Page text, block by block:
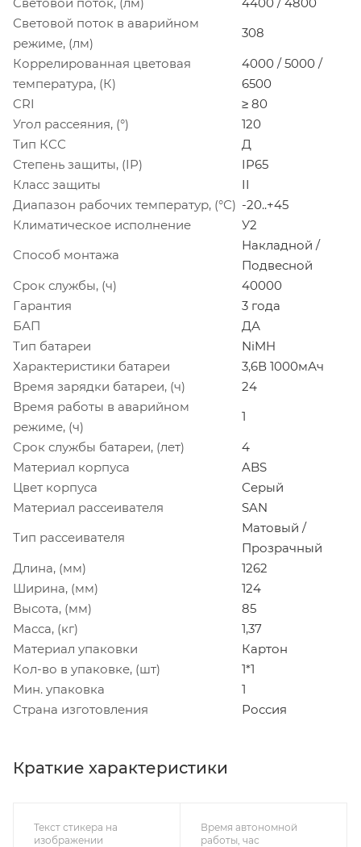
Световой поток в аварийном
режиме, (лм)
308
Коррелированная цветовая
температура, (К)
4000 / 5000 /
6500
CRI
≥ 80
Угол рассеяния, (°)
120
Тип КСС
Д
Степень защиты, (IP)
IP65
Класс защиты
II
Диапазон рабочих температур, (°С) -20..+45
Климатическое исполнение
У2
Способ монтажа
Накладной /
Подвесной
Срок службы, (ч)
40000
Гарантия
3 года
БАП
ДА
Тип батареи
NiMH
Характеристики батареи
3,6В 1000мАч
Время зарядки батареи, (ч)
24
Время работы в аварийном
режиме, (ч)
1
Срок службы батареи, (лет)
4
Материал корпуса
ABS
Цвет корпуса
Серый
Материал рассеивателя
SAN
Тип рассеивателя
Матовый /
Прозрачный
Длина, (мм)
1262
Ширина, (мм)
124
Высота, (мм)
85
Масса, (кг)
1,37
Материал упаковки
Картон
Кол-во в упаковке, (шт)
1*1
Мин. упаковка
1
Страна изготовления
Россия
Краткие характеристики
Текст стикера на
изображении
Время автономной
работы, час